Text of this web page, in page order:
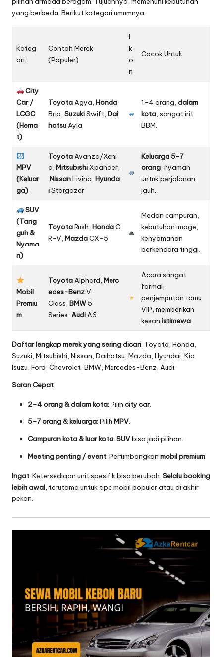
yang berbeda. Berikut kategori umumnya:
Kateg
ori
Contoh Merek
(Populer)
I
k
o
n
Cocok Untuk
City
Car /
LCGC
(Hema
t)
ToyotaAgya, Honda
Brio, SuzukiSwift, Dai
hatsuAyla
1-4 orang, dalam
kota, sangat irit
BBM.
MPV
(Keluar
ga)
ToyotaAvanza/Xeni
a, Mitsubishi Xpander,
NissanLivina, Hyunda
iStargazer
Keluarga 5-7
orang, nyaman
untuk perjalanan
jauh.
SUV
(Tang
guh &
Nyama
n)
ToyotaRush, HondaC
R-V, MazdaCX-5
Medan campuran,
kebutuhan image,
kenyamanan
berkendara tinggi.
Mobil
Premiu
m
ToyotaAlphard, Merc
edes-BenzV-
Class, BMW 5
Series, AudiA6
Acara sangat
formal,
penjemputan tamu
VIP, memberikan
kesan istimewa.
Daftar lengkap merek yang sering dicari: Toyota, Honda,
Suzuki, Mitsubishi, Nissan, Daihatsu, Mazda, Hyundai, Kia,
Isuzu, Ford, Chevrolet, BMW, Mercedes-Benz, Audi.
Saran Cepat:
2–4 orang & dalam kota: Pilih city car.
5–7 orang & keluarga: Pilih MPV.
Campuran kota & luar kota: SUVbisa jadi pilihan.
Meeting penting / event: Pertimbangkan mobil premium.
Ingat: Ketersediaan unit spesifik bisa berubah. Selalu booking
lebih awal, terutama untuk tipe mobil populer atau di akhir
pekan.